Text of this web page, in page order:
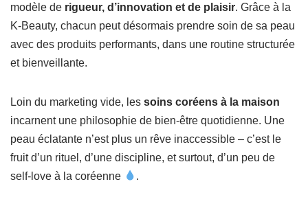
modèle de rigueur, d’innovation et de plaisir. Grâce à la
K-Beauty, chacun peut désormais prendre soin de sa peau
avec des produits performants, dans une routine structurée
et bienveillante.
Loin du marketing vide, les soins coréens à la maison
incarnent une philosophie de bien-être quotidienne. Une
peau éclatante n’est plus un rêve inaccessible – c’est le
fruit d’un rituel, d’une discipline, et surtout, d’un peu de
self-love à la coréenne
.